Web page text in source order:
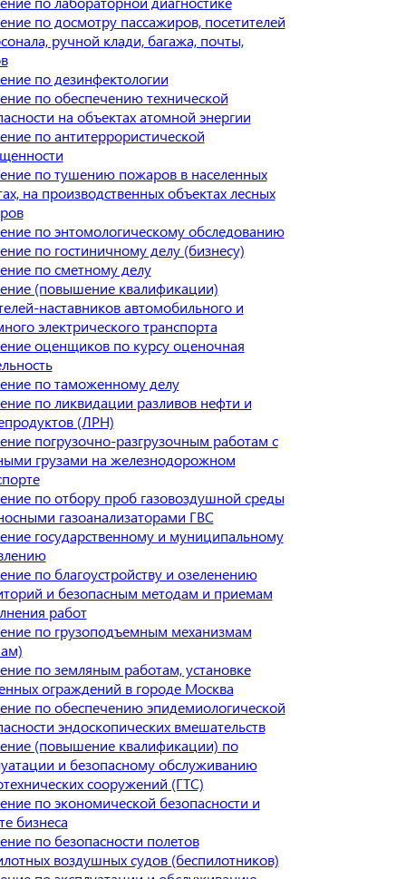
по досмотру пассажиров, посетителей
ручной клади, багажа, почты,
по дезинфектологии
по обеспечению технической
на объектах атомной энергии
по антитеррористической
по тушению пожаров в населенных
на производственных объектах лесных
по энтомологическому обследованию
по гостиничному делу (бизнесу)
по сметному делу
(повышение квалификации)
наставников автомобильного и
электрического транспорта
оценщиков по курсу оценочная
по таможенному делу
по ликвидации разливов нефти и
(ЛРН)
погрузочно-разгрузочным работам с
грузами на железнодорожном
по отбору проб газовоздушной среды
газоанализаторами ГВС
государственному и муниципальному
по благоустройству и озеленению
и безопасным методам и приемам
работ
по грузоподъемным механизмам
по земляным работам, установке
ограждений в городе Москва
по обеспечению эпидемиологической
эндоскопических вмешательств
(повышение квалификации) по
и безопасному обслуживанию
сооружений (ГТС)
по экономической безопасности и
бизнеса
по безопасности полетов
воздушных судов (беспилотников)